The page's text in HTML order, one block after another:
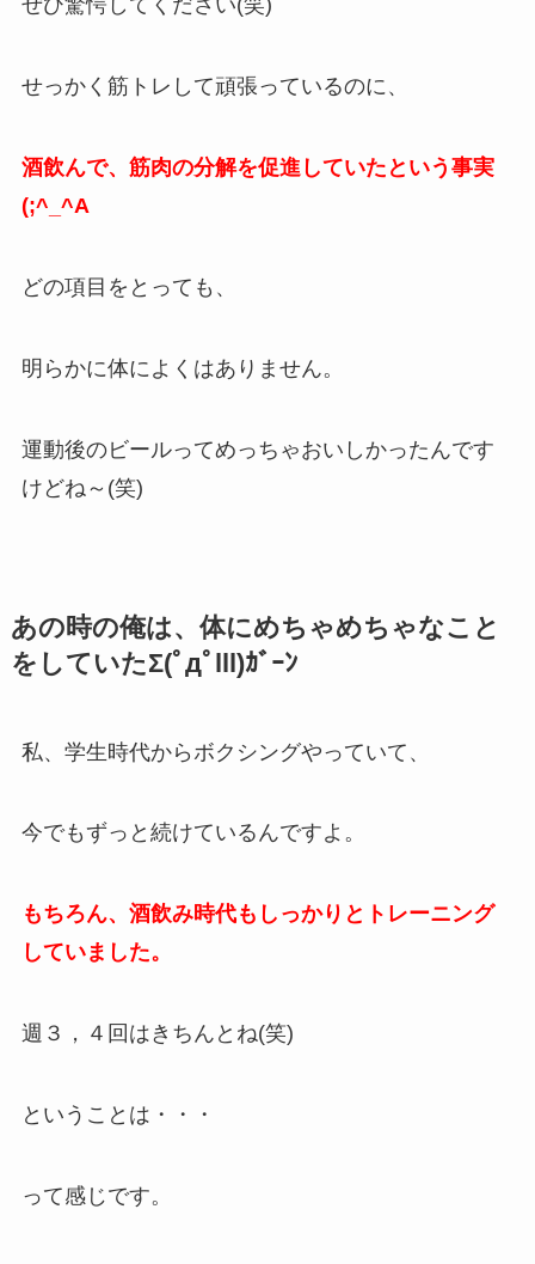
ぜひ驚愕してください(笑)
せっかく筋トレして頑張っているのに、
酒飲んで、筋肉の分解を促進していたという事実
(;^_^A
どの項目をとっても、
明らかに体によくはありません。
運動後のビールってめっちゃおいしかったんです
けどね～(笑)
あの時の俺は、体にめちゃめちゃなこと
をしていたΣ(ﾟдﾟlll)ｶﾞｰﾝ
私、学生時代からボクシングやっていて、
今でもずっと続けているんですよ。
もちろん、酒飲み時代もしっかりとトレーニング
していました。
週３，４回はきちんとね(笑)
ということは・・・
って感じです。